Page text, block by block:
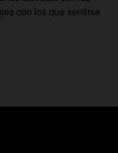
con los que sentirse